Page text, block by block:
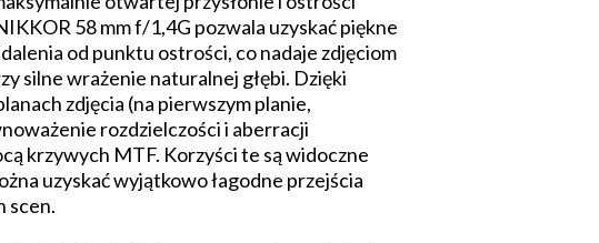
58 mm f/1,4G pozwala uzyskać piękne
od punktu ostrości, co nadaje zdjęciom
silne wrażenie naturalnej głębi. Dzięki
zdjęcia (na pierwszym planie,
rozdzielczości i aberracji
krzywych MTF. Korzyści te są widoczne
uzyskać wyjątkowo łagodne przejścia
scen.